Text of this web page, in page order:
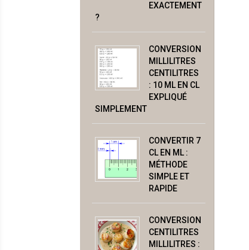
EXACTEMENT
?
CONVERSION
MILLILITRES
CENTILITRES
: 10 ML EN CL
EXPLIQUÉ
SIMPLEMENT
CONVERTIR 7
CL EN ML :
MÉTHODE
SIMPLE ET
RAPIDE
CONVERSION
CENTILITRES
MILLILITRES :